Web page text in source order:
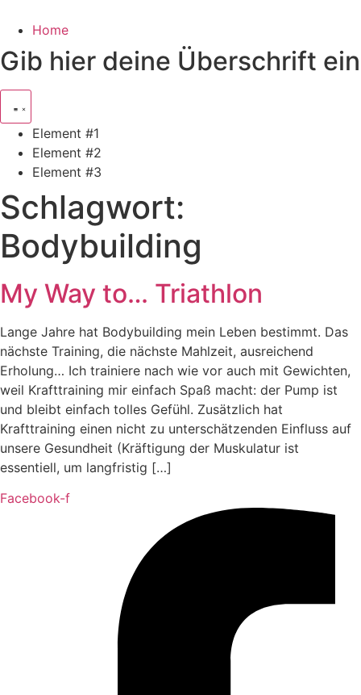
Home
Gib hier deine Überschrift ein
Element #1
Element #2
Element #3
Schlagwort:
Bodybuilding
My Way to… Triathlon
Lange Jahre hat Bodybuilding mein Leben bestimmt. Das
nächste Training, die nächste Mahlzeit, ausreichend
Erholung… Ich trainiere nach wie vor auch mit Gewichten,
weil Krafttraining mir einfach Spaß macht: der Pump ist
und bleibt einfach tolles Gefühl. Zusätzlich hat
Krafttraining einen nicht zu unterschätzenden Einfluss auf
unsere Gesundheit (Kräftigung der Muskulatur ist
essentiell, um langfristig […]
Facebook-f